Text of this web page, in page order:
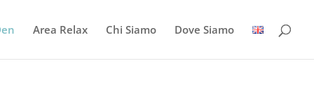
Area Relax Chi Siamo Dove Siamo